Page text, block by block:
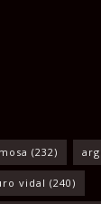
(232)
vidal (240)